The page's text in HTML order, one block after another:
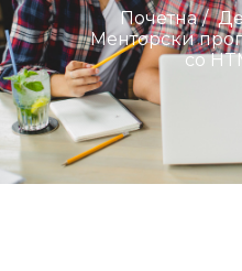
Почетна /
Менторски
со